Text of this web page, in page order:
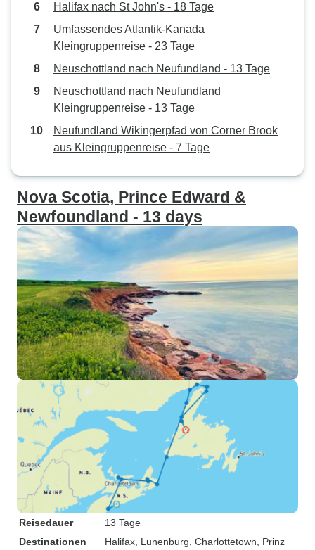
Halifax nach St John's - 18 Tage
Umfassendes Atlantik-Kanada
Kleingruppenreise - 23 Tage
Neuschottland nach Neufundland - 13 Tage
Neuschottland nach Neufundland
Kleingruppenreise - 13 Tage
Neufundland Wikingerpfad von Corner Brook
aus Kleingruppenreise - 7 Tage
Nova Scotia, Prince Edward &
Newfoundland - 13 days
Reisedauer
13 Tage
Destinationen
Halifax , Lunenburg , Charlottetown , Prinz